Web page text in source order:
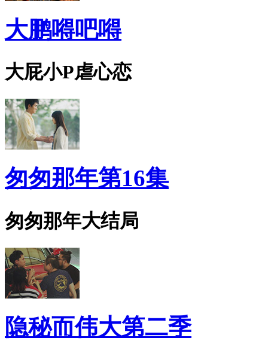
大鹏嘚吧嘚
大屁小P虐心恋
匆匆那年第16集
匆匆那年大结局
隐秘而伟大第二季